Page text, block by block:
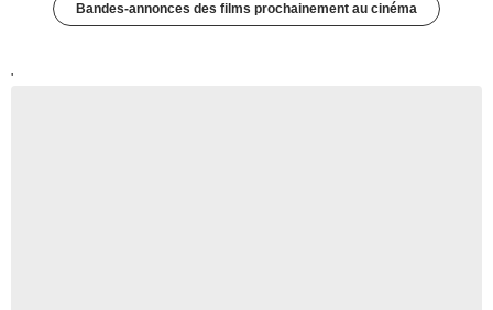
Bandes-annonces des films prochainement au cinéma
'